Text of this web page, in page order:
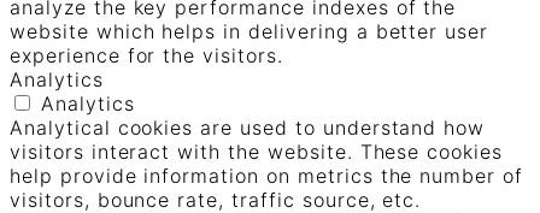
analyze the key performance indexes of the
website which helps in delivering a better user
experience for the visitors.
Analytics
Analytics
Analytical cookies are used to understand how
visitors interact with the website. These cookies
help provide information on metrics the number of
visitors, bounce rate, traffic source, etc.